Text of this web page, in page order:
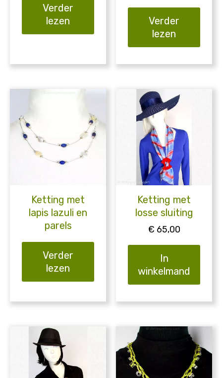
Verder
lezen
Verder
lezen
Ketting met
lapis lazuli en
parels
Verder
lezen
Ketting met
losse sluiting
€ 65,00
In
winkelmand